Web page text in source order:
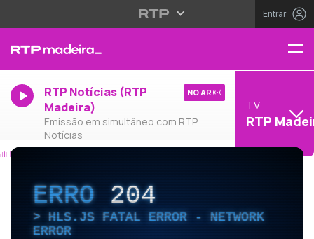
Entrar
RTP Notícias (RTP
Madeira)
Emissão em simultâneo com RTP
Notícias
NO AR
TV
RTP
ERRO204
HLS.JS FATAL ERROR - NETWORK
ERROR